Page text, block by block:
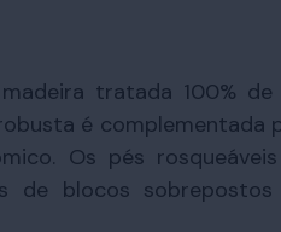
tratada 100%
é complementada
Os pés
de blocos